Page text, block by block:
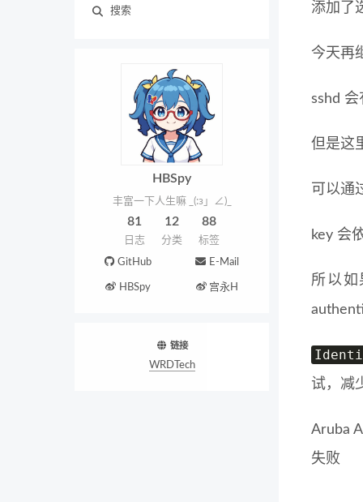
搜索
HBSpy
丰富一下人生嘛 _(:з」∠)_
81
日志
12
分类
88
标签
GitHub E-Mail
HBSpy 宫永H
链接
WRDTech
添加了
今天再
sshd 会
但是这
可以通
key 会
所以如
试，减
Aruba
失败